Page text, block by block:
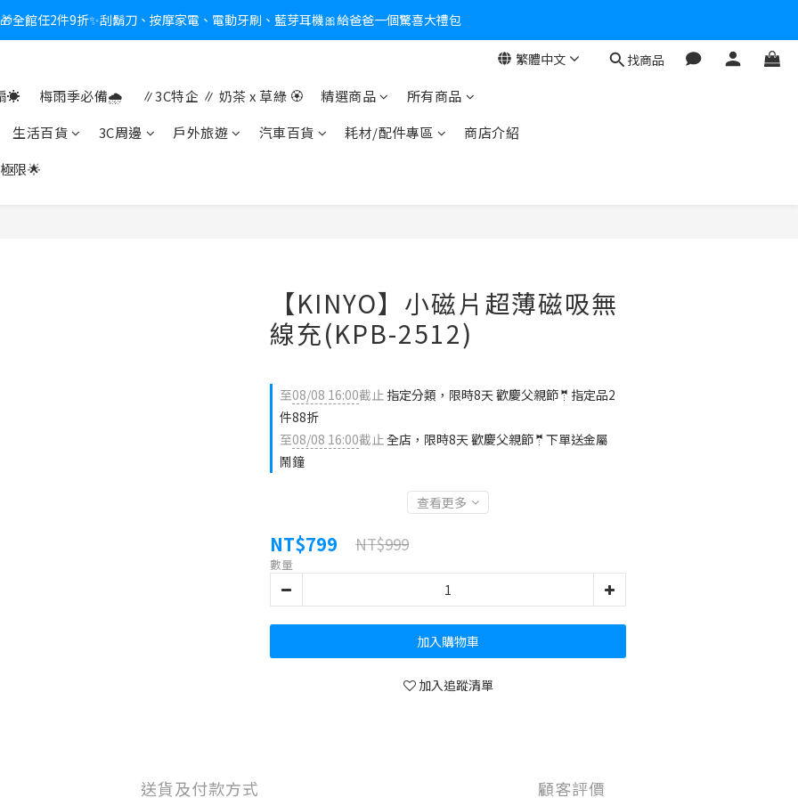
新會員送$100購物金✨再享消費回饋無極限
全館任2件9折✨刮鬍刀、按摩家電、電動牙刷、藍芽耳機🎀給爸爸一個驚喜大禮包
新會員送$100購物金✨再享消費回饋無極限
繁體中文 找商品
☀️ 梅雨季必備🌧️ ∥3C特企 ∥ 奶茶 x 草綠 🏵 精選商品
所有商品
生活百貨
3C周邊 戶外旅遊 汽車百貨 耗材/配件專區
商店介紹
限🌟
【KINYO】小磁片超薄磁吸無
線充(KPB-2512)
至08/08 16:00截止 指定分類，限時8天 歡慶父親節🤵指定品2
件88折
至08/08 16:00截止全店，限時8天 歡慶父親節🤵下單送金屬
鬧鐘
查看更多
NT$799 NT$999
數量
加入購物車
加入追蹤清單
送貨及付款方式 顧客評價